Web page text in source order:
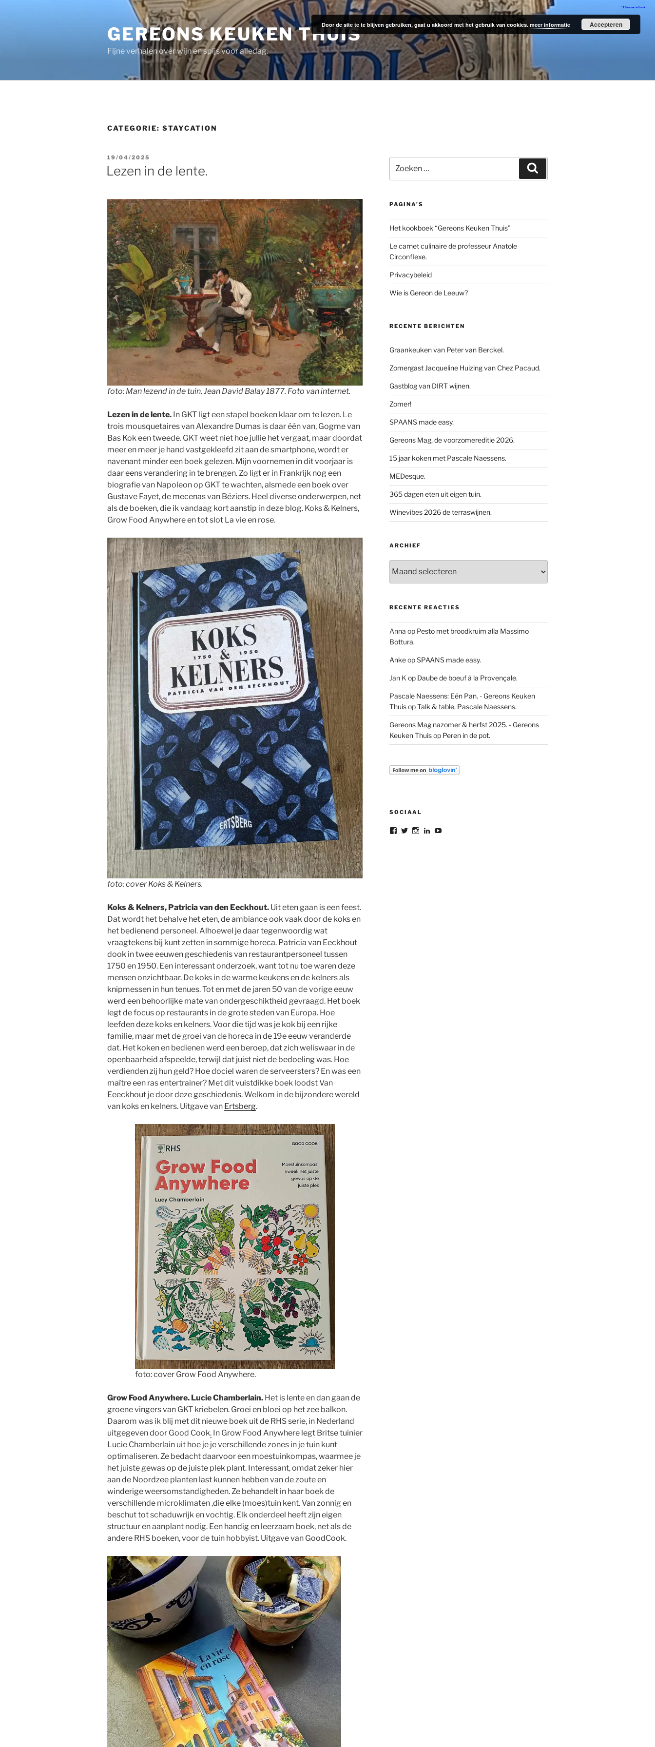
GEREONS KEUKEN THUIS
Fijne verhalen over wijn en spijs voor alledag.
CATEGORIE: STAYCATION
GEPLAATST
OP
19/04/2025
Lezen in de lente.
foto: Man lezend in de tuin, Jean David Balay 1877. Foto van internet.
Lezen in de lente. In GKT ligt een stapel boeken klaar om te lezen. Le
trois mousquetaires van Alexandre Dumas is daar één van, Gogme van
Bas Kok een tweede. GKT weet niet hoe jullie het vergaat, maar doordat
meer en meer je hand vastgekleefd zit aan de smartphone, wordt er
navenant minder een boek gelezen. Mijn voornemen in dit voorjaar is
daar eens verandering in te brengen. Zo ligt er in Frankrijk nog een
biografie van Napoleon op GKT te wachten, alsmede een boek over
Gustave Fayet, de mecenas van Béziers. Heel diverse onderwerpen, net
als de boeken, die ik vandaag kort aanstip in deze blog. Koks & Kelners,
Grow Food Anywhere en tot slot La vie en rose.
foto: cover Koks & Kelners.
Koks & Kelners, Patricia van den Eeckhout. Uit eten gaan is een feest.
Dat wordt het behalve het eten, de ambiance ook vaak door de koks en
het bedienend personeel. Alhoewel je daar tegenwoordig wat
vraagtekens bij kunt zetten in sommige horeca. Patricia van Eeckhout
dook in twee eeuwen geschiedenis van restaurantpersoneel tussen
1750 en 1950. Een interessant onderzoek, want tot nu toe waren deze
mensen onzichtbaar. De koks in de warme keukens en de kelners als
knipmessen in hun tenues. Tot en met de jaren 50 van de vorige eeuw
werd een behoorlijke mate van ondergeschiktheid gevraagd. Het boek
legt de focus op restaurants in de grote steden van Europa. Hoe
leefden deze koks en kelners. Voor die tijd was je kok bij een rijke
familie, maar met de groei van de horeca in de 19e eeuw veranderde
dat. Het koken en bedienen werd een beroep, dat zich weliswaar in de
openbaarheid afspeelde, terwijl dat juist niet de bedoeling was. Hoe
verdienden zij hun geld? Hoe dociel waren de serveersters? En was een
maître een ras entertrainer? Met dit vuistdikke boek loodst Van
Eeeckhout je door deze geschiedenis. Welkom in de bijzondere wereld
van koks en kelners. Uitgave van Ertsberg.
foto: cover Grow Food Anywhere.
Grow Food Anywhere. Lucie Chamberlain. Het is lente en dan gaan de
groene vingers van GKT kriebelen. Groei en bloei op het zee balkon.
Daarom was ik blij met dit nieuwe boek uit de RHS serie, in Nederland
uitgegeven door Good Cook. In Grow Food Anywhere legt Britse tuinier
Lucie Chamberlain uit hoe je je verschillende zones in je tuin kunt
optimaliseren. Ze bedacht daarvoor een moestuinkompas, waarmee je
het juiste gewas op de juiste plek plant. Interessant, omdat zeker hier
aan de Noordzee planten last kunnen hebben van de zoute en
winderige weersomstandigheden. Ze behandelt in haar boek de
verschillende microklimaten ,die elke (moes)tuin kent. Van zonnig en
beschut tot schaduwrijk en vochtig. Elk onderdeel heeft zijn eigen
structuur en aanplant nodig. Een handig en leerzaam boek, net als de
andere RHS boeken, voor de tuin hobbyist. Uitgave van GoodCook.
naar:
PAGINA’S
Het kookboek “Gereons Keuken Thuis”
Le carnet culinaire de professeur Anatole
Circonflexe.
Privacybeleid
Wie is Gereon de Leeuw?
RECENTE BERICHTEN
Graankeuken van Peter van Berckel.
Zomergast Jacqueline Huizing van Chez Pacaud.
Gastblog van DIRT wijnen.
Zomer!
SPAANS made easy.
Gereons Mag, de voorzomereditie 2026.
15 jaar koken met Pascale Naessens.
MEDesque.
365 dagen eten uit eigen tuin.
Winevibes 2026 de terraswijnen.
ARCHIEF
RECENTE REACTIES
Anna op Pesto met broodkruim alla Massimo
Bottura.
AnkeopSPAANS made easy.
Jan K op Daube de boeuf à la Provençale.
Pascale Naessens: Eén Pan. - Gereons Keuken
ThuisopTalk & table, Pascale Naessens.
Gereons Mag nazomer & herfst 2025. - Gereons
Keuken Thuisop Peren in de pot.
SOCIAAL
BekijkBekijkBekijkBekijkBekijk
Door de site te te blijven gebruiken, gaat u akkoord met het gebruik van cookies. meer informatie Accepteren